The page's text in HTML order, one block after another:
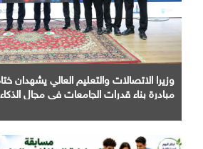
وزيرا الاتصالات والتعليم العالي يشهدان
مبادرة بناء قدرات الجامعات في مجال